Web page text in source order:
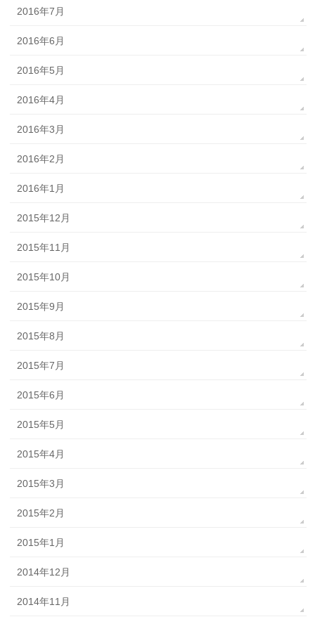
2016年7月
2016年6月
2016年5月
2016年4月
2016年3月
2016年2月
2016年1月
2015年12月
2015年11月
2015年10月
2015年9月
2015年8月
2015年7月
2015年6月
2015年5月
2015年4月
2015年3月
2015年2月
2015年1月
2014年12月
2014年11月